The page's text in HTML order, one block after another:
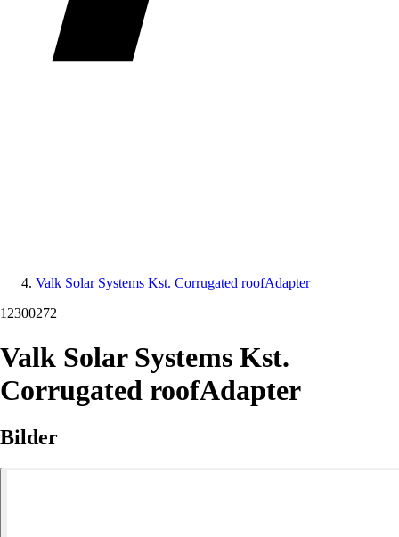
Valk Solar Systems Kst. Corrugated roofAdapter
12300272
Valk Solar Systems Kst.
Corrugated roofAdapter
Bilder